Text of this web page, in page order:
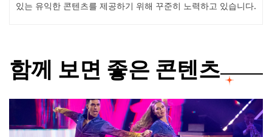
있는 유익한 콘텐츠를 제공하기 위해 꾸준히 노력하고 있습니다.
함께 보면 좋은 콘텐츠